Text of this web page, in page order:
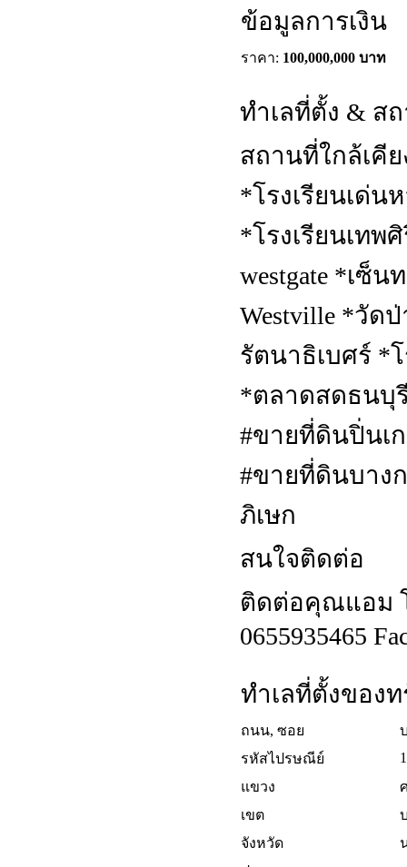
ข้อมูลการเงิน
ราคา: 100,000,000 บาท
ทำเลที่ตั้ง & ส
สถานที่ใกล้เคี
*โรงเรียนเด่น
*โรงเรียนเทพ
westgate *เซ็
Westville *วัด
รัตนาธิเบศร์ *
*ตลาดสดธนบุ
#ขายที่ดินปิ่นเ
#ขายที่ดินบาง
ภิเษก
สนใจติดต่อ
ติดต่อคุณแอม โ
0655935465
ทำเลที่ตั้งของ
ถนน, ซอย
รหัสไปรษณีย์
แขวง
เขต
จังหวัด